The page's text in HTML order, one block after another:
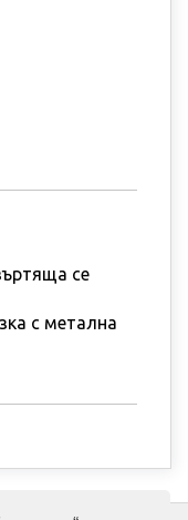
се
с метална